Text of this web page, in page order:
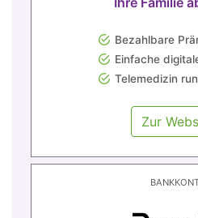
Bezahlbare
Einfache
Telemedizin
Zur